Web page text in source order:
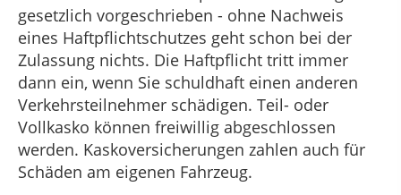
gesetzlich vorgeschrieben - ohne Nachweis
eines Haftpflichtschutzes geht schon bei der
Zulassung nichts. Die Haftpflicht tritt immer
dann ein, wenn Sie schuldhaft einen anderen
Verkehrsteilnehmer schädigen. Teil- oder
Vollkasko können freiwillig abgeschlossen
werden. Kaskoversicherungen zahlen auch für
Schäden am eigenen Fahrzeug.